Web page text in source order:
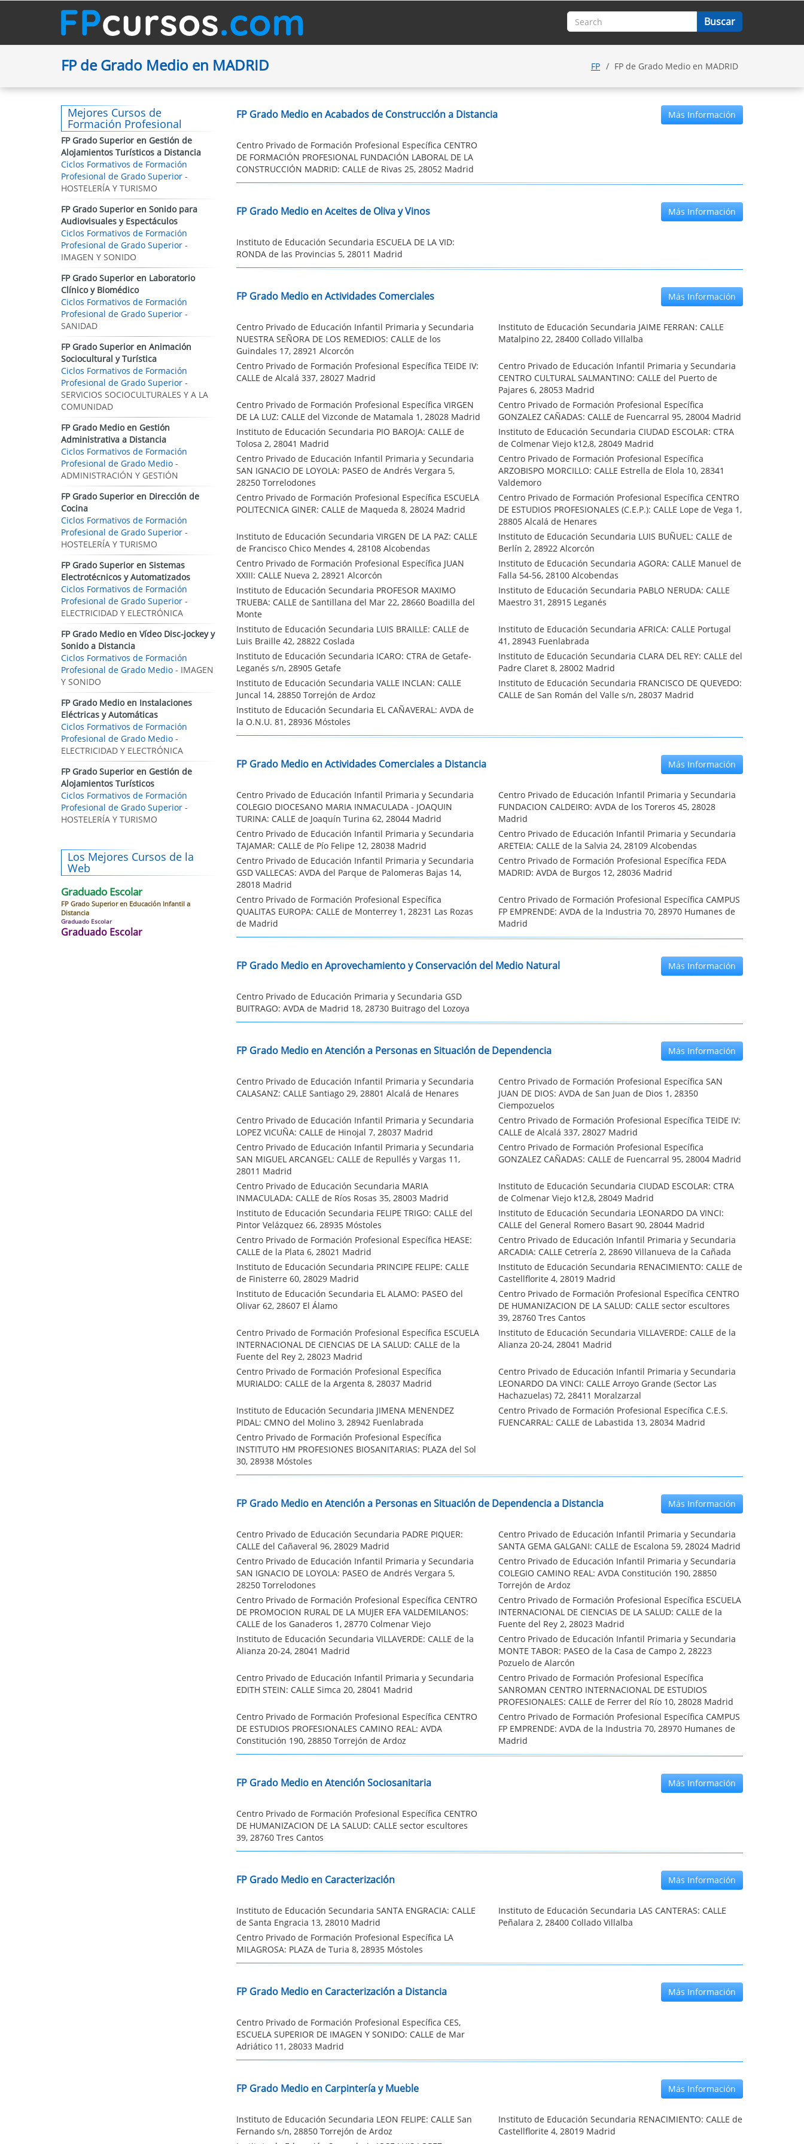
FP de Grado Medio en MADRID FP FP de Grado Medio en MADRID
FP Grado Medio en Acabados de Construcción a Distancia Más Información
Centro Privado de Formación Profesional Específica CENTRO
DE FORMACIÓN PROFESIONAL FUNDACIÓN LABORAL DE LA
CONSTRUCCIÓN MADRID: CALLE de Rivas 25, 28052 Madrid
FP Grado Medio en Aceites de Oliva y Vinos Más Información
Instituto de Educación Secundaria ESCUELA DE LA VID:
RONDA de las Provincias 5, 28011 Madrid
FP Grado Medio en Actividades Comerciales Más Información
Centro Privado de Educación Infantil Primaria y Secundaria
NUESTRA SEÑORA DE LOS REMEDIOS: CALLE de los
Guindales 17, 28921 Alcorcón
Instituto de Educación Secundaria JAIME FERRAN: CALLE
Matalpino 22, 28400 Collado Villalba
Centro Privado de Formación Profesional Específica TEIDE IV:
CALLE de Alcalá 337, 28027 Madrid
Centro Privado de Educación Infantil Primaria y Secundaria
CENTRO CULTURAL SALMANTINO: CALLE del Puerto de
Pajares 6, 28053 Madrid
Centro Privado de Formación Profesional Específica VIRGEN
DE LA LUZ: CALLE del Vizconde de Matamala 1, 28028 Madrid
Centro Privado de Formación Profesional Específica
GONZALEZ CAÑADAS: CALLE de Fuencarral 95, 28004 Madrid
Instituto de Educación Secundaria PIO BAROJA: CALLE de
Tolosa 2, 28041 Madrid
Instituto de Educación Secundaria CIUDAD ESCOLAR: CTRA
de Colmenar Viejo k12,8, 28049 Madrid
Centro Privado de Educación Infantil Primaria y Secundaria
SAN IGNACIO DE LOYOLA: PASEO de Andrés Vergara 5,
28250 Torrelodones
Centro Privado de Formación Profesional Específica
ARZOBISPO MORCILLO: CALLE Estrella de Elola 10, 28341
Valdemoro
Centro Privado de Formación Profesional Específica ESCUELA
POLITECNICA GINER: CALLE de Maqueda 8, 28024 Madrid
Centro Privado de Formación Profesional Específica CENTRO
DE ESTUDIOS PROFESIONALES (C.E.P.): CALLE Lope de Vega 1,
28805 Alcalá de Henares
Instituto de Educación Secundaria VIRGEN DE LA PAZ: CALLE
de Francisco Chico Mendes 4, 28108 Alcobendas
Instituto de Educación Secundaria LUIS BUÑUEL: CALLE de
Berlín 2, 28922 Alcorcón
Centro Privado de Formación Profesional Específica JUAN
XXIII: CALLE Nueva 2, 28921 Alcorcón
Instituto de Educación Secundaria AGORA: CALLE Manuel de
Falla 54-56, 28100 Alcobendas
Instituto de Educación Secundaria PROFESOR MAXIMO
TRUEBA: CALLE de Santillana del Mar 22, 28660 Boadilla del
Monte
Instituto de Educación Secundaria PABLO NERUDA: CALLE
Maestro 31, 28915 Leganés
Instituto de Educación Secundaria LUIS BRAILLE: CALLE de
Luis Braille 42, 28822 Coslada
Instituto de Educación Secundaria AFRICA: CALLE Portugal
41, 28943 Fuenlabrada
Instituto de Educación Secundaria ICARO: CTRA de Getafe-
Leganés s/n, 28905 Getafe
Instituto de Educación Secundaria CLARA DEL REY: CALLE del
Padre Claret 8, 28002 Madrid
Instituto de Educación Secundaria VALLE INCLAN: CALLE
Juncal 14, 28850 Torrejón de Ardoz
Instituto de Educación Secundaria FRANCISCO DE QUEVEDO:
CALLE de San Román del Valle s/n, 28037 Madrid
Instituto de Educación Secundaria EL CAÑAVERAL: AVDA de
la O.N.U. 81, 28936 Móstoles
FP Grado Medio en Actividades Comerciales a Distancia Más Información
Centro Privado de Educación Infantil Primaria y Secundaria
COLEGIO DIOCESANO MARIA INMACULADA - JOAQUIN
TURINA: CALLE de Joaquín Turina 62, 28044 Madrid
Centro Privado de Educación Infantil Primaria y Secundaria
FUNDACION CALDEIRO: AVDA de los Toreros 45, 28028
Madrid
Centro Privado de Educación Infantil Primaria y Secundaria
TAJAMAR: CALLE de Pío Felipe 12, 28038 Madrid
Centro Privado de Educación Infantil Primaria y Secundaria
ARETEIA: CALLE de la Salvia 24, 28109 Alcobendas
Centro Privado de Educación Infantil Primaria y Secundaria
GSD VALLECAS: AVDA del Parque de Palomeras Bajas 14,
28018 Madrid
Centro Privado de Formación Profesional Específica FEDA
MADRID: AVDA de Burgos 12, 28036 Madrid
Centro Privado de Formación Profesional Específica
QUALITAS EUROPA: CALLE de Monterrey 1, 28231 Las Rozas
de Madrid
Centro Privado de Formación Profesional Específica CAMPUS
FP EMPRENDE: AVDA de la Industria 70, 28970 Humanes de
Madrid
FP Grado Medio en Aprovechamiento y Conservación del Medio Natural Más Información
Centro Privado de Educación Primaria y Secundaria GSD
BUITRAGO: AVDA de Madrid 18, 28730 Buitrago del Lozoya
FP Grado Medio en Atención a Personas en Situación de Dependencia Más Información
Centro Privado de Educación Infantil Primaria y Secundaria
CALASANZ: CALLE Santiago 29, 28801 Alcalá de Henares
Centro Privado de Formación Profesional Específica SAN
JUAN DE DIOS: AVDA de San Juan de Dios 1, 28350
Ciempozuelos
Centro Privado de Educación Infantil Primaria y Secundaria
LOPEZ VICUÑA: CALLE de Hinojal 7, 28037 Madrid
Centro Privado de Formación Profesional Específica TEIDE IV:
CALLE de Alcalá 337, 28027 Madrid
Centro Privado de Educación Infantil Primaria y Secundaria
SAN MIGUEL ARCANGEL: CALLE de Repullés y Vargas 11,
28011 Madrid
Centro Privado de Formación Profesional Específica
GONZALEZ CAÑADAS: CALLE de Fuencarral 95, 28004 Madrid
Centro Privado de Educación Secundaria MARIA
INMACULADA: CALLE de Ríos Rosas 35, 28003 Madrid
Instituto de Educación Secundaria CIUDAD ESCOLAR: CTRA
de Colmenar Viejo k12,8, 28049 Madrid
Instituto de Educación Secundaria FELIPE TRIGO: CALLE del
Pintor Velázquez 66, 28935 Móstoles
Instituto de Educación Secundaria LEONARDO DA VINCI:
CALLE del General Romero Basart 90, 28044 Madrid
Centro Privado de Formación Profesional Específica HEASE:
CALLE de la Plata 6, 28021 Madrid
Centro Privado de Educación Infantil Primaria y Secundaria
ARCADIA: CALLE Cetrería 2, 28690 Villanueva de la Cañada
Instituto de Educación Secundaria PRINCIPE FELIPE: CALLE
de Finisterre 60, 28029 Madrid
Instituto de Educación Secundaria RENACIMIENTO: CALLE de
Castellflorite 4, 28019 Madrid
Instituto de Educación Secundaria EL ALAMO: PASEO del
Olivar 62, 28607 El Álamo
Centro Privado de Formación Profesional Específica CENTRO
DE HUMANIZACION DE LA SALUD: CALLE sector escultores
39, 28760 Tres Cantos
Centro Privado de Formación Profesional Específica ESCUELA
INTERNACIONAL DE CIENCIAS DE LA SALUD: CALLE de la
Fuente del Rey 2, 28023 Madrid
Instituto de Educación Secundaria VILLAVERDE: CALLE de la
Alianza 20-24, 28041 Madrid
Centro Privado de Formación Profesional Específica
MURIALDO: CALLE de la Argenta 8, 28037 Madrid
Centro Privado de Educación Infantil Primaria y Secundaria
LEONARDO DA VINCI: CALLE Arroyo Grande (Sector Las
Hachazuelas) 72, 28411 Moralzarzal
Instituto de Educación Secundaria JIMENA MENENDEZ
PIDAL: CMNO del Molino 3, 28942 Fuenlabrada
Centro Privado de Formación Profesional Específica C.E.S.
FUENCARRAL: CALLE de Labastida 13, 28034 Madrid
Centro Privado de Formación Profesional Específica
INSTITUTO HM PROFESIONES BIOSANITARIAS: PLAZA del Sol
30, 28938 Móstoles
FP Grado Medio en Atención a Personas en Situación de Dependencia a Distancia Más Información
Centro Privado de Educación Secundaria PADRE PIQUER:
CALLE del Cañaveral 96, 28029 Madrid
Centro Privado de Educación Infantil Primaria y Secundaria
SANTA GEMA GALGANI: CALLE de Escalona 59, 28024 Madrid
Centro Privado de Educación Infantil Primaria y Secundaria
SAN IGNACIO DE LOYOLA: PASEO de Andrés Vergara 5,
28250 Torrelodones
Centro Privado de Educación Infantil Primaria y Secundaria
COLEGIO CAMINO REAL: AVDA Constitución 190, 28850
Torrejón de Ardoz
Centro Privado de Formación Profesional Específica CENTRO
DE PROMOCION RURAL DE LA MUJER EFA VALDEMILANOS:
CALLE de los Ganaderos 1, 28770 Colmenar Viejo
Centro Privado de Formación Profesional Específica ESCUELA
INTERNACIONAL DE CIENCIAS DE LA SALUD: CALLE de la
Fuente del Rey 2, 28023 Madrid
Instituto de Educación Secundaria VILLAVERDE: CALLE de la
Alianza 20-24, 28041 Madrid
Centro Privado de Educación Infantil Primaria y Secundaria
MONTE TABOR: PASEO de la Casa de Campo 2, 28223
Pozuelo de Alarcón
Centro Privado de Educación Infantil Primaria y Secundaria
EDITH STEIN: CALLE Simca 20, 28041 Madrid
Centro Privado de Formación Profesional Específica
SANROMAN CENTRO INTERNACIONAL DE ESTUDIOS
PROFESIONALES: CALLE de Ferrer del Río 10, 28028 Madrid
Centro Privado de Formación Profesional Específica CENTRO
DE ESTUDIOS PROFESIONALES CAMINO REAL: AVDA
Constitución 190, 28850 Torrejón de Ardoz
Centro Privado de Formación Profesional Específica CAMPUS
FP EMPRENDE: AVDA de la Industria 70, 28970 Humanes de
Madrid
FP Grado Medio en Atención Sociosanitaria Más Información
Centro Privado de Formación Profesional Específica CENTRO
DE HUMANIZACION DE LA SALUD: CALLE sector escultores
39, 28760 Tres Cantos
FP Grado Medio en Caracterización Más Información
Instituto de Educación Secundaria SANTA ENGRACIA: CALLE
de Santa Engracia 13, 28010 Madrid
Instituto de Educación Secundaria LAS CANTERAS: CALLE
Peñalara 2, 28400 Collado Villalba
Centro Privado de Formación Profesional Específica LA
MILAGROSA: PLAZA de Turia 8, 28935 Móstoles
FP Grado Medio en Caracterización a Distancia Más Información
Centro Privado de Formación Profesional Específica CES,
ESCUELA SUPERIOR DE IMAGEN Y SONIDO: CALLE de Mar
Adriático 11, 28033 Madrid
FP Grado Medio en Carpintería y Mueble Más Información
Instituto de Educación Secundaria LEON FELIPE: CALLE San
Fernando s/n, 28850 Torrejón de Ardoz
Instituto de Educación Secundaria RENACIMIENTO: CALLE de
Castellflorite 4, 28019 Madrid
Mejores Cursos de
Formación Profesional
FP Grado Superior en Gestión de
Alojamientos Turísticos a Distancia
Ciclos Formativos de Formación
Profesional de Grado Superior -
HOSTELERÍA Y TURISMO
FP Grado Superior en Sonido para
Audiovisuales y Espectáculos
Ciclos Formativos de Formación
Profesional de Grado Superior -
IMAGEN Y SONIDO
FP Grado Superior en Laboratorio
Clínico y Biomédico
Ciclos Formativos de Formación
Profesional de Grado Superior -
SANIDAD
FP Grado Superior en Animación
Sociocultural y Turística
Ciclos Formativos de Formación
Profesional de Grado Superior -
SERVICIOS SOCIOCULTURALES Y A LA
COMUNIDAD
FP Grado Medio en Gestión
Administrativa a Distancia
Ciclos Formativos de Formación
Profesional de Grado Medio -
ADMINISTRACIÓN Y GESTIÓN
FP Grado Superior en Dirección de
Cocina
Ciclos Formativos de Formación
Profesional de Grado Superior -
HOSTELERÍA Y TURISMO
FP Grado Superior en Sistemas
Electrotécnicos y Automatizados
Ciclos Formativos de Formación
Profesional de Grado Superior -
ELECTRICIDAD Y ELECTRÓNICA
FP Grado Medio en Vídeo Disc-jockey y
Sonido a Distancia
Ciclos Formativos de Formación
Profesional de Grado Medio - IMAGEN
Y SONIDO
FP Grado Medio en Instalaciones
Eléctricas y Automáticas
Ciclos Formativos de Formación
Profesional de Grado Medio -
ELECTRICIDAD Y ELECTRÓNICA
FP Grado Superior en Gestión de
Alojamientos Turísticos
Ciclos Formativos de Formación
Profesional de Grado Superior -
HOSTELERÍA Y TURISMO
Los Mejores Cursos de la
Web
Graduado Escolar
FP Grado Superior en Educación Infantil a
Distancia
Graduado Escolar
Graduado Escolar